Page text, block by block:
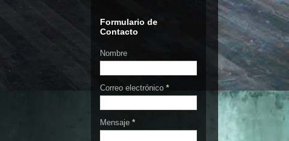
Formulario de
Contacto
Nombre
Correo electrónico *
Mensaje *